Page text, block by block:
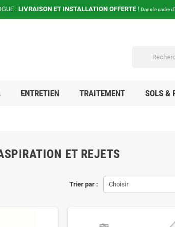
: LIVRAISON ET INSTALLATION OFFERTE ! Dans le cadre
ENTRETIEN TRAITEMENT SOLS &
ET REJETS
Trier par : Choisir